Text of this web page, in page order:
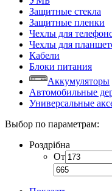
Защитные стекла
Защитные пленки
Чехлы для
Чехлы для
Кабели
Блоки питания
Аккумуляторы
Автомобильные
Универсальные
Выбор по параметрам:
Роздрібна
От